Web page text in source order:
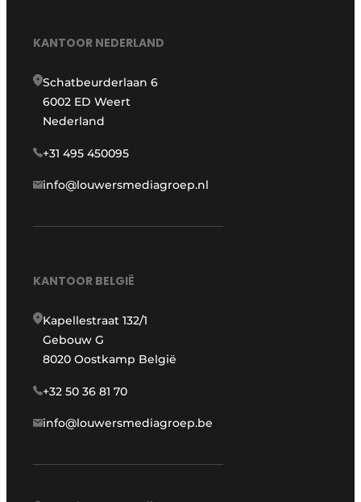
KANTOOR NEDERLAND
Schatbeurderlaan 6
6002 ED Weert
Nederland
+31 495 450095
info@louwersmediagroep.nl
KANTOOR BELGIË
Kapellestraat 132/1
Gebouw G
8020 Oostkamp België
+32 50 36 81 70
info@louwersmediagroep.be